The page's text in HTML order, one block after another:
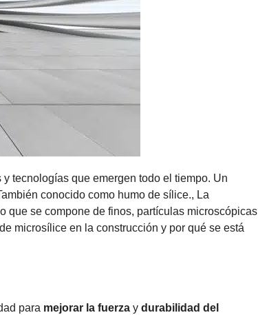
tecnologías que emergen todo el tiempo. Un
conocido como humo de sílice., La
que se compone de finos, partículas microscópicas
microsílice en la construcción y por qué se está
para mejorar la fuerza y durabilidad del